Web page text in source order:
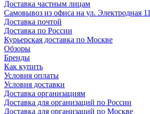
Доставка частным лицам
Самовывоз из офиса на ул. Электродная 11
Доставка почтой
Доставка по России
Курьерская доставка по Москве
Обзоры
Бренды
Как купить
Условия оплаты
Условия доставки
Доставка организациям
Доставка для организаций по России
Доставка для организаций по Москве